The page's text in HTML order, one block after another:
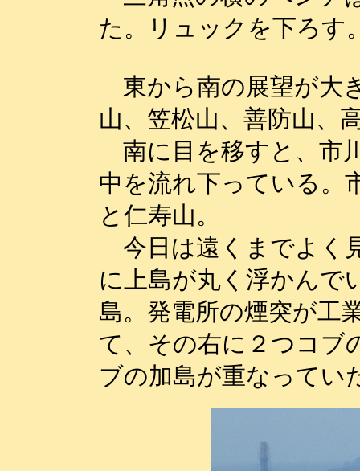
た。リュックを下ろす
東から南の展望が大
山、笠松山、善防山、
南に目を移すと、市
中を流れ下っている。
と仁寿山。
今日は遠くまでよく
に上島が丸く浮かんで
島。発電所の煙突が工
て、その右に２つコブ
ブの加島が重なってい